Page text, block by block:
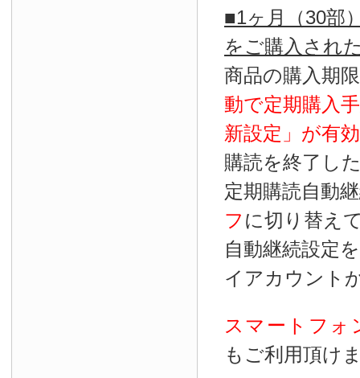
■1ヶ月（30部
をご購入され
商品の購入期
動で定期購入
新設定」が有効
購読を終了し
定期購読自動
フ に切り替え
自動継続設定
イアカウント
スマートフォ
もご利用頂け